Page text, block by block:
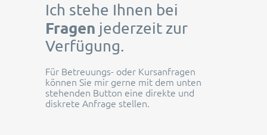
Ich stehe Ihnen bei
Fragen jederzeit zur
Verfügung.
Für Betreuungs- oder Kursanfragen
können Sie mir gerne mit dem unten
stehenden Button eine direkte und
diskrete Anfrage stellen.